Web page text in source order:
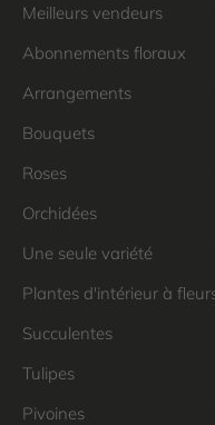
Meilleurs vendeurs
Abonnements floraux
Arrangements
Bouquets
Roses
Orchidées
Une seule variété
Plantes d'intérieur à
Succulentes
Tulipes
Pivoines